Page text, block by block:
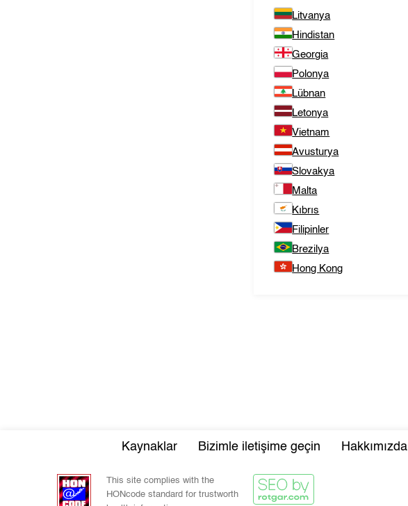
Litvanya
Hindistan
Georgia
Polonya
Lübnan
Letonya
Vietnam
Avusturya
Slovakya
Malta
Kıbrıs
Filipinler
Brezilya
Hong Kong
Kaynaklar Bizimle iletişime geçin Hakkımızda
This site complies with the
HONcode standard for trustworth